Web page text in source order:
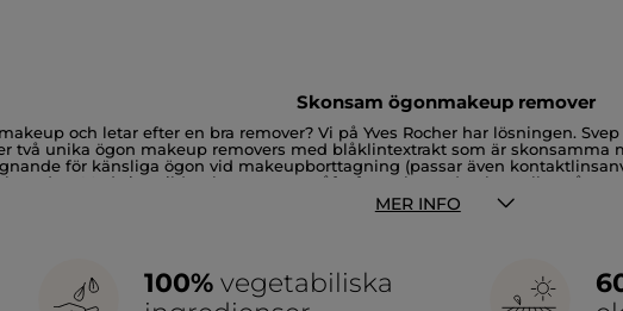
Skonsam ögonmakeup remover
och letar efter en bra remover? Vi på Yves Rocher har lösningen.
två unika ögon makeup removers med blåklintextrakt som är
för känsliga ögon vid makeupborttagning (passar även
den. Med sin milda, skonsamma tvåfasformula tar den bort alla spår
kontroll av ögonläkare. Enklast är att ta lite vätska på en bomullspad
ögonkrämer, för bästa effekt och resultat. Vill du även ta bort
MER INFO
100% vegetabiliska